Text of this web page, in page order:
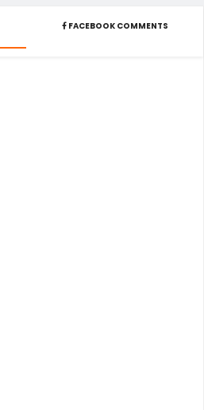
FACEBOOK COMMENTS